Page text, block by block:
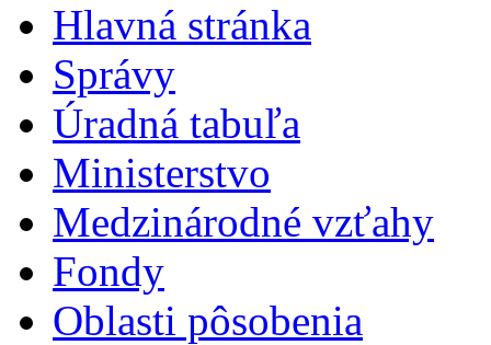
Hlavná stránka
Správy
Úradná tabuľa
Ministerstvo
Medzinárodné vzťahy
Fondy
Oblasti pôsobenia